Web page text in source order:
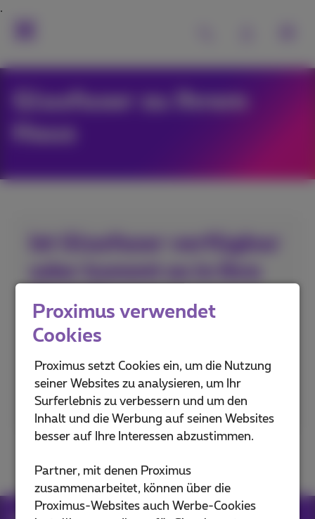
Glasfaser zu Ihrem
Haus
Ist Glasfaser verfügbar
Stadt?
Geben Sie Ihre Postleitzahl ein,
Postleitzahl oder Stadt
Proximus verwendet
Cookies
Proximus setzt Cookies ein, um die Nutzung
seiner Websites zu analysieren, um Ihr
Surferlebnis zu verbessern und um den
Inhalt und die Werbung auf seinen Websites
besser auf Ihre Interessen abzustimmen.
Partner, mit denen Proximus
zusammenarbeitet, können über die
Proximus-Websites auch Werbe-Cookies